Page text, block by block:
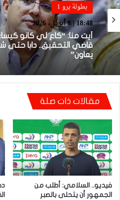
بطولة برو 1
18:48 | 8 أبريل، 2026
أيت منا: “كاع لي كانو
قاضي التحقيق.. دابا حتى
بطولة برو 1
22:23 | 6 أبريل، 2026
مقالات ذات صلة
فيديو.. السلامي: أطلب من
الجمهور أن يتحلى بالصبر